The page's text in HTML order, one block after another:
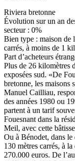
Riviera bretonne
Évolution sur un an
secteur : 0%
Bien type : maison de
carrés, à moins de 1
Part d’acheteurs
Plus de 26 kilomètres
exposées sud. «De
bretonne, les maisons
Manuel Cailliau,
des années 1980 ou
partent à un tarif
Fouesnant dans la
Meil, avec cette
Ou à Bénodet, dans le
130 mètres carrés, à
270.000 euros. De